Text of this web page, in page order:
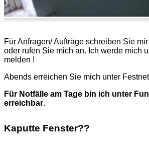
Für Anfragen/ Aufträge schreiben Sie
oder rufen Sie mich an. Ich werde mich
melden !
Abends erreichen Sie mich unter
Für Notfälle am Tage bin ich unter
erreichbar.
Kaputte Fenster??